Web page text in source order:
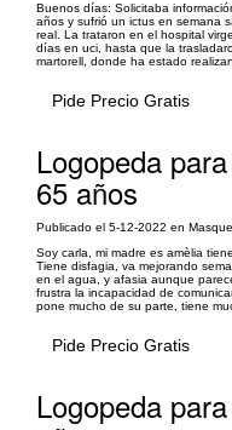
Buenos días: Solicitaba
años y sufrió un ictus en semana
real. La trataron en el hospital
días en uci, hasta que la
martorell, donde ha estado
Pide Precio Gratis
Logopeda
65 años
Publicado el 5-12-2022 en
Soy carla, mi madre es amèlia
Tiene disfagia, va mejorando
en el agua, y afasia aunque
frustra la incapacidad de
pone mucho de su parte, tiene
Pide Precio Gratis
Logopeda